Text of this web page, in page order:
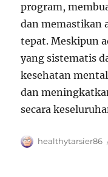
program,
dan memastikan
tepat. Meskipun
yang sistematis
kesehatan
dan
secara
Author
healthytarsier86